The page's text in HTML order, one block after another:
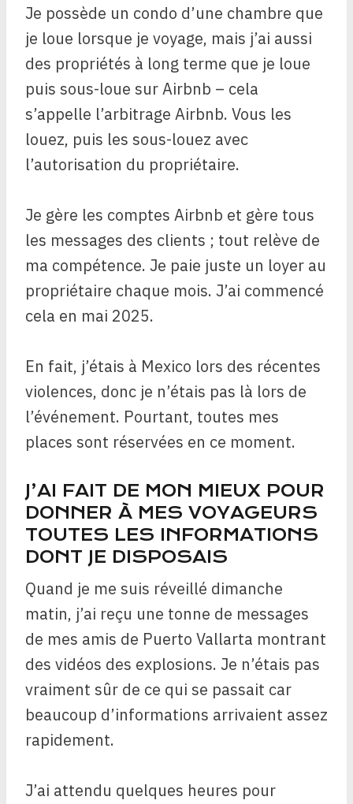
Je possède un condo d’une chambre que
je loue lorsque je voyage, mais j’ai aussi
des propriétés à long terme que je loue
puis sous-loue sur Airbnb – cela
s’appelle l’arbitrage Airbnb. Vous les
louez, puis les sous-louez avec
l’autorisation du propriétaire.
Je gère les comptes Airbnb et gère tous
les messages des clients ; tout relève de
ma compétence. Je paie juste un loyer au
propriétaire chaque mois. J’ai commencé
cela en mai 2025.
En fait, j’étais à Mexico lors des récentes
violences, donc je n’étais pas là lors de
l’événement. Pourtant, toutes mes
places sont réservées en ce moment.
J’AI FAIT DE MON MIEUX POUR
DONNER À MES VOYAGEURS
TOUTES LES INFORMATIONS
DONT JE DISPOSAIS
Quand je me suis réveillé dimanche
matin, j’ai reçu une tonne de messages
de mes amis de Puerto Vallarta montrant
des vidéos des explosions. Je n’étais pas
vraiment sûr de ce qui se passait car
beaucoup d’informations arrivaient assez
rapidement.
J’ai attendu quelques heures pour